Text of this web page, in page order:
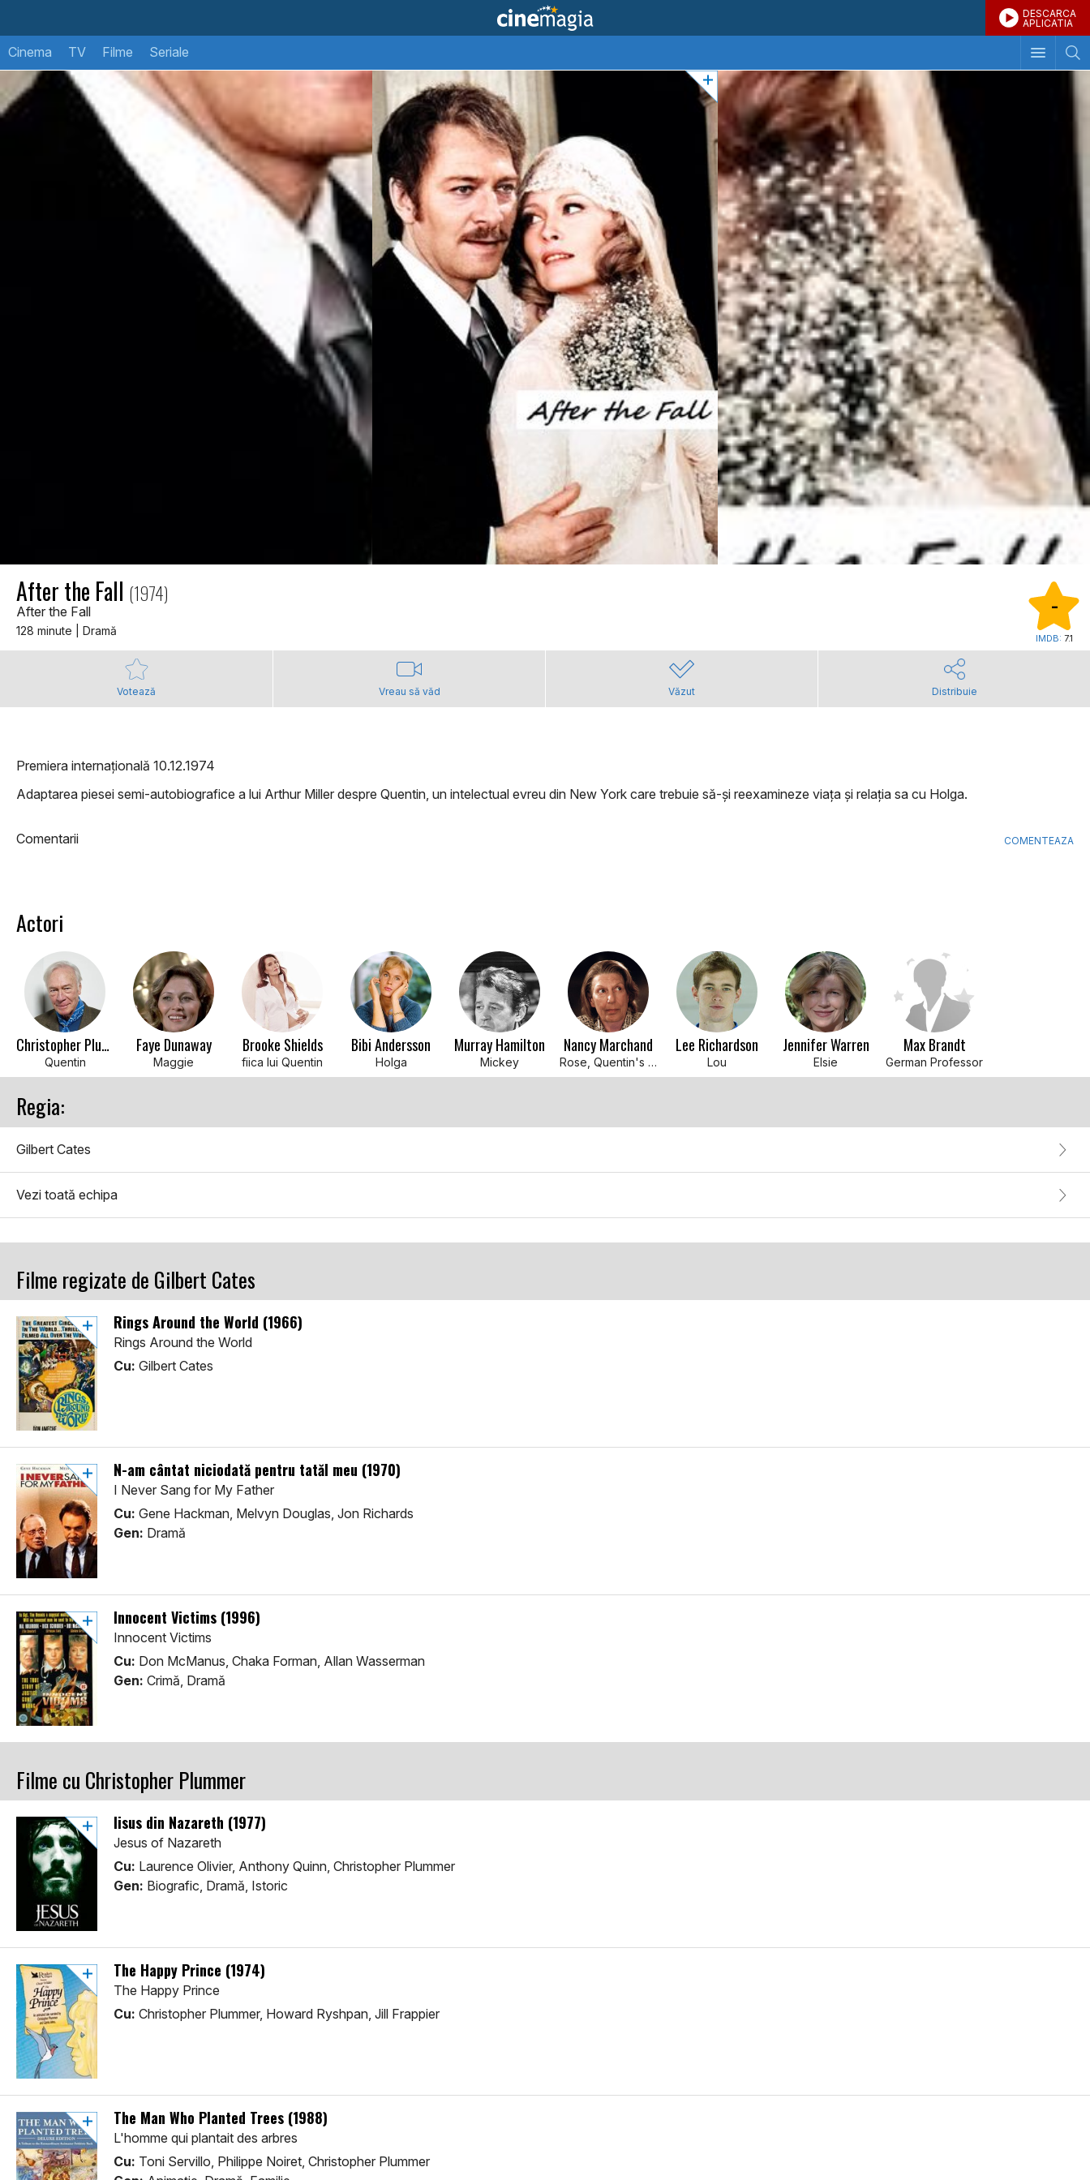
DESCARCA
APLICATIA
Cinema TV Filme Seriale
After the Fall (1974)
After the Fall
128 minute | Dramă
-
IMDB: 7.1
Votează Vreau să văd Văzut Distribuie
Premiera internațională 10.12.1974
Adaptarea piesei semi-autobiografice a lui Arthur Miller despre Quentin, un intelectual evreu din New York care trebuie să-și reexamineze viața și relația sa cu Holga.
Comentarii COMENTEAZA
Actori
Christopher Plummer
Quentin
Faye Dunaway
Maggie
Brooke Shields
fiica lui Quentin
Bibi Andersson
Holga
Murray Hamilton
Mickey
Nancy Marchand
Rose, Quentin's Mother
Lee Richardson
Lou
Jennifer Warren
Elsie
Max Brandt
German Professor
Regia:
Gilbert Cates
Vezi toată echipa
Filme regizate de Gilbert Cates
Rings Around the World (1966)
Rings Around the World
Cu: Gilbert Cates
N-am cântat niciodată pentru tatăl meu (1970)
I Never Sang for My Father
Cu: Gene Hackman, Melvyn Douglas, Jon Richards
Gen: Dramă
Innocent Victims (1996)
Innocent Victims
Cu: Don McManus, Chaka Forman, Allan Wasserman
Gen: Crimă, Dramă
Filme cu Christopher Plummer
Iisus din Nazareth (1977)
Jesus of Nazareth
Cu: Laurence Olivier, Anthony Quinn, Christopher Plummer
Gen: Biografic, Dramă, Istoric
The Happy Prince (1974)
The Happy Prince
Cu: Christopher Plummer, Howard Ryshpan, Jill Frappier
The Man Who Planted Trees (1988)
L'homme qui plantait des arbres
Cu: Toni Servillo, Philippe Noiret, Christopher Plummer